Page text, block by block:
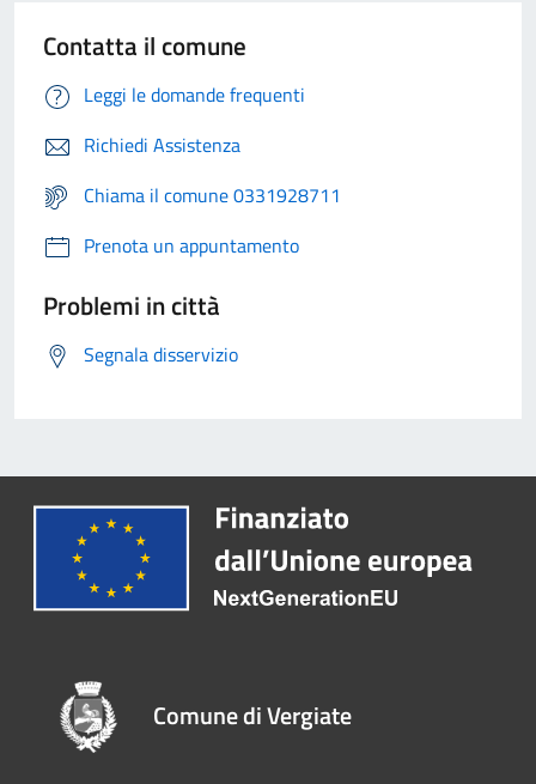
Contatta il comune
Leggi le domande frequenti
Richiedi Assistenza
Chiama il comune 0331928711
Prenota un appuntamento
Problemi in città
Segnala disservizio
Comune di Vergiate